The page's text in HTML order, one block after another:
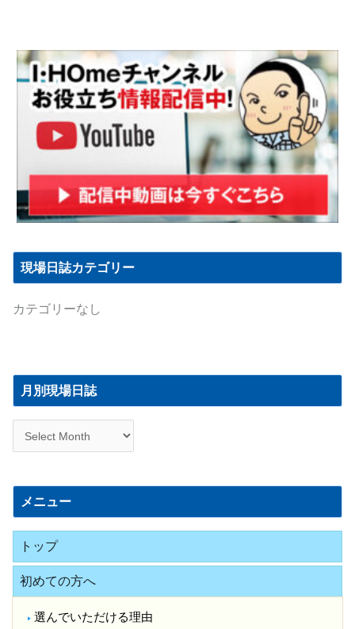
現場日誌カテゴリー
カテゴリーなし
月別現場日誌
現
日
メニュー
トップ
初めての方へ
選んでいただける理由